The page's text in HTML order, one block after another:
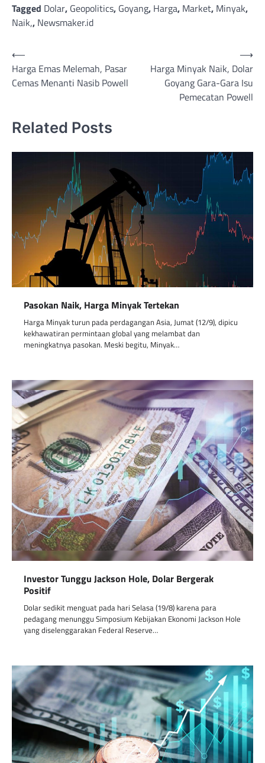
Tagged Dolar, Geopolitics, Goyang, Harga, Market, Minyak,
Naik,, Newsmaker.id
Post
navigation
⟵
Harga Emas Melemah, Pasar
Cemas Menanti Nasib Powell
Harga Minyak Naik, Dolar
Goyang Gara-Gara Isu
Pemecatan Powell
⟶
Related Posts
Pasokan Naik, Harga Minyak Tertekan
Harga Minyak turun pada perdagangan Asia, Jumat (12/9), dipicu
kekhawatiran permintaan global yang melambat dan
meningkatnya pasokan. Meski begitu, Minyak…
Investor Tunggu Jackson Hole, Dolar Bergerak
Positif
Dolar sedikit menguat pada hari Selasa (19/8) karena para
pedagang menunggu Simposium Kebijakan Ekonomi Jackson Hole
yang diselenggarakan Federal Reserve…